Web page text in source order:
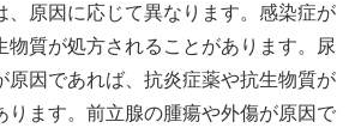
、原因に応じて異なります。感染症が
物質が処方されることがあります。尿
原因であれば、抗炎症薬や抗生物質が
ります。前立腺の腫瘍や外傷が原因で